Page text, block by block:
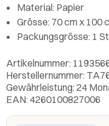
Material: Papier
Grösse: 70 cm x 100
Packungsgrösse: 1
Artikelnummer:
Herstellernummer:
Gewährleistung: 24
EAN: 4260100827006